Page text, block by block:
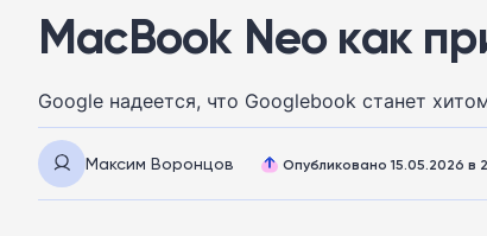
MacBook Neo как
Google надеется, что Googlebook станет
Максим Воронцов Опубликовано 15.05.2026 в